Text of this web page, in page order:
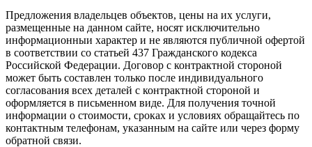
Предложения владельцев объектов, цены на их услуги,
размещенные на данном сайте, носят исключительно
информационныи характер и не являются публичной офертой
в соответствии со статьей 437 Гражданского кодекса
Российской Федерации. Договор с контрактной стороной
может быть составлен только после индивидуального
согласования всех деталей с контрактной стороной и
оформляется в письменном виде. Для получения точной
информации о стоимости, сроках и условиях обращайтесь по
контактным телефонам, указанным на сайте или через форму
обратной связи.